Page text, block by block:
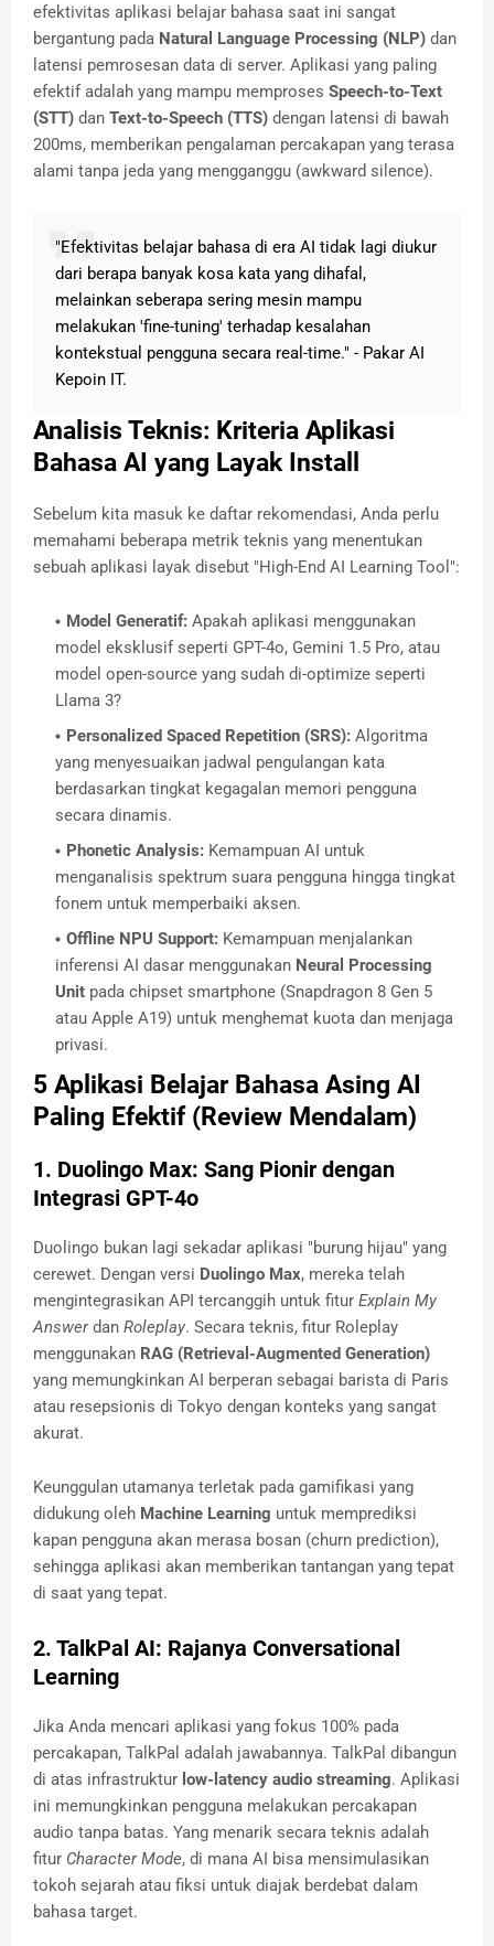
efektivitas aplikasi belajar bahasa saat ini sangat
bergantung pada Natural Language Processing (NLP) dan
latensi pemrosesan data di server. Aplikasi yang paling
efektif adalah yang mampu memproses Speech-to-Text
(STT) dan Text-to-Speech (TTS) dengan latensi di bawah
200ms, memberikan pengalaman percakapan yang terasa
alami tanpa jeda yang mengganggu (awkward silence).
"Efektivitas belajar bahasa di era AI tidak lagi diukur
dari berapa banyak kosa kata yang dihafal,
melainkan seberapa sering mesin mampu
melakukan 'fine-tuning' terhadap kesalahan
kontekstual pengguna secara real-time." - Pakar AI
Kepoin IT.
Analisis Teknis: Kriteria Aplikasi
Bahasa AI yang Layak Install
Sebelum kita masuk ke daftar rekomendasi, Anda perlu
memahami beberapa metrik teknis yang menentukan
sebuah aplikasi layak disebut "High-End AI Learning Tool":
Model Generatif: Apakah aplikasi menggunakan
model eksklusif seperti GPT-4o, Gemini 1.5 Pro, atau
model open-source yang sudah di-optimize seperti
Llama 3?
Personalized Spaced Repetition (SRS): Algoritma
yang menyesuaikan jadwal pengulangan kata
berdasarkan tingkat kegagalan memori pengguna
secara dinamis.
Phonetic Analysis: Kemampuan AI untuk
menganalisis spektrum suara pengguna hingga tingkat
fonem untuk memperbaiki aksen.
Offline NPU Support: Kemampuan menjalankan
inferensi AI dasar menggunakan Neural Processing
Unit pada chipset smartphone (Snapdragon 8 Gen 5
atau Apple A19) untuk menghemat kuota dan menjaga
privasi.
5 Aplikasi Belajar Bahasa Asing AI
Paling Efektif (Review Mendalam)
1. Duolingo Max: Sang Pionir dengan
Integrasi GPT-4o
Duolingo bukan lagi sekadar aplikasi "burung hijau" yang
cerewet. Dengan versi Duolingo Max, mereka telah
mengintegrasikan API tercanggih untuk fitur Explain My
Answerdan Roleplay. Secara teknis, fitur Roleplay
menggunakan RAG (Retrieval-Augmented Generation)
yang memungkinkan AI berperan sebagai barista di Paris
atau resepsionis di Tokyo dengan konteks yang sangat
akurat.
Keunggulan utamanya terletak pada gamifikasi yang
didukung oleh Machine Learning untuk memprediksi
kapan pengguna akan merasa bosan (churn prediction),
sehingga aplikasi akan memberikan tantangan yang tepat
di saat yang tepat.
2. TalkPal AI: Rajanya Conversational
Learning
Jika Anda mencari aplikasi yang fokus 100% pada
percakapan, TalkPal adalah jawabannya. TalkPal dibangun
di atas infrastruktur low-latency audio streaming. Aplikasi
ini memungkinkan pengguna melakukan percakapan
audio tanpa batas. Yang menarik secara teknis adalah
fitur Character Mode, di mana AI bisa mensimulasikan
tokoh sejarah atau fiksi untuk diajak berdebat dalam
bahasa target.